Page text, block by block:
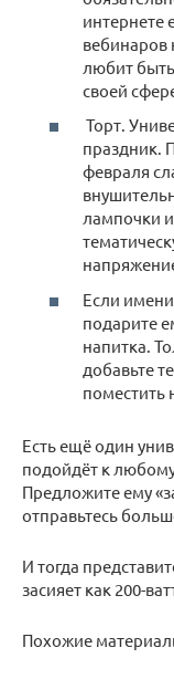
интернете
вебинаров
любит
своей
Торт.
праздник.
февраля
лампочки
Если
подарите
напитка.
добавьте
поместить
Есть ещё один
подойдёт к
Предложите ему
отправьтесь
И тогда
засияет как 200-
Похожие